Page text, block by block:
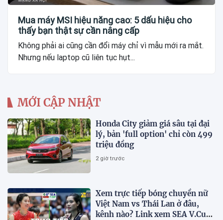
Mua máy MSI hiệu năng cao: 5 dấu hiệu cho
thấy bạn thật sự cần nâng cấp
Không phải ai cũng cần đổi máy chỉ vì mẫu mới ra mắt.
Nhưng nếu laptop cũ liên tục hụt...
MỚI CẬP NHẬT
Honda City giảm giá sâu tại đại
lý, bản 'full option' chỉ còn 499
triệu đồng
2 giờ trước
Xem trực tiếp bóng chuyền nữ
Việt Nam vs Thái Lan ở đâu,
kênh nào? Link xem SEA V.Cup